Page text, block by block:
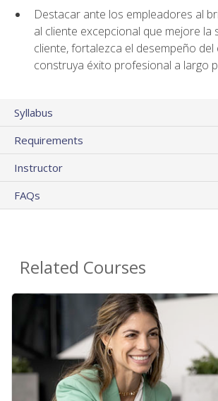
Destacar ante los empleadores al
al cliente excepcional que mejore la
cliente, fortalezca el desempeño del
construya éxito profesional a largo
Syllabus
Requirements
Instructor
FAQs
Related Courses